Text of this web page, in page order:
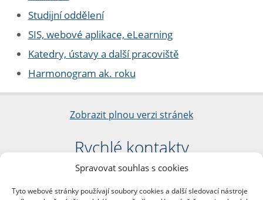
Spravovat souhlas s cookies
Tyto webové stránky používají soubory cookies a další sledovací nástroje
Studijní oddělení
SIS, webové aplikace, eLearning
Katedry, ústavy a další pracoviště
Harmonogram ak. roku
Zobrazit plnou verzi stránek
Rychlé kontakty
Filozofická fakulta
nám. Jana Palacha 1/2